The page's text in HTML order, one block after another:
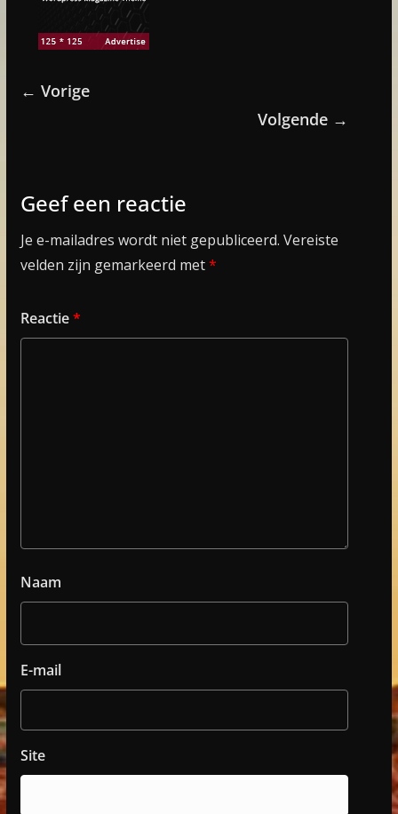
← Vorige
Volgende →
Geef een reactie
Je e-mailadres wordt niet gepubliceerd. Vereiste
velden zijn gemarkeerd met*
Reactie*
Naam
E-mail
Site